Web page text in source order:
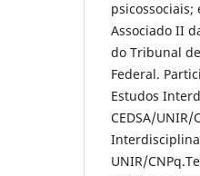
Associado II
do Tribunal
Federal.
Estudos
CEDSA/
UNIR/